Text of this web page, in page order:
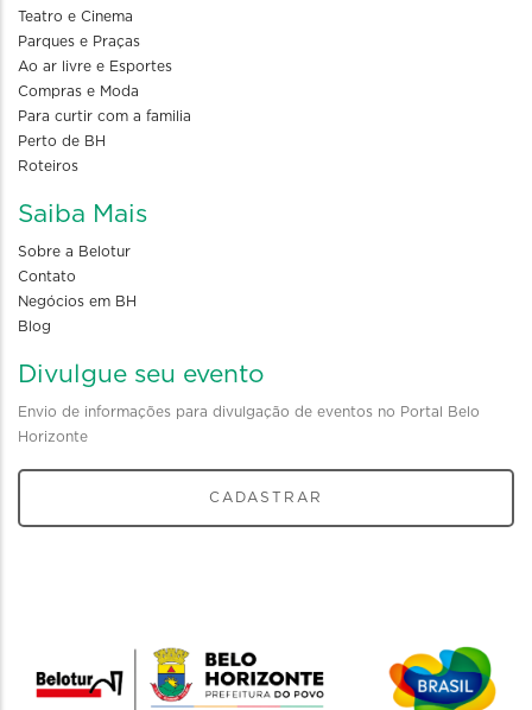
Teatro e Cinema
Parques e Praças
Ao ar livre e Esportes
Compras e Moda
Para curtir com a familia
Perto de BH
Roteiros
Saiba Mais
Sobre a Belotur
Contato
Negócios em BH
Blog
Divulgue seu evento
Envio de informações para divulgação de eventos no Portal Belo
Horizonte
CADASTRAR